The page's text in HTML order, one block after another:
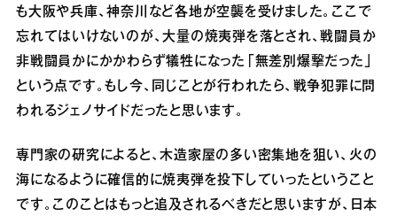
も大阪や兵庫、神奈川など各地が空襲を受けました。ここで
忘れてはいけないのが、大量の焼夷弾を落とされ、戦闘員か
非戦闘員かにかかわらず犠牲になった「無差別爆撃だった」
という点です。もし今、同じことが行われたら、戦争犯罪に問
われるジェノサイドだったと思います。
専門家の研究によると、木造家屋の多い密集地を狙い、火の
海になるように確信的に焼夷弾を投下していったということ
です。このことはもっと追及されるべきだと思いますが、日本